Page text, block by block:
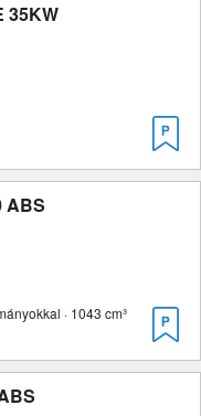
Kawasaki Z 800E 35KW
ABS
· 1043 cm³